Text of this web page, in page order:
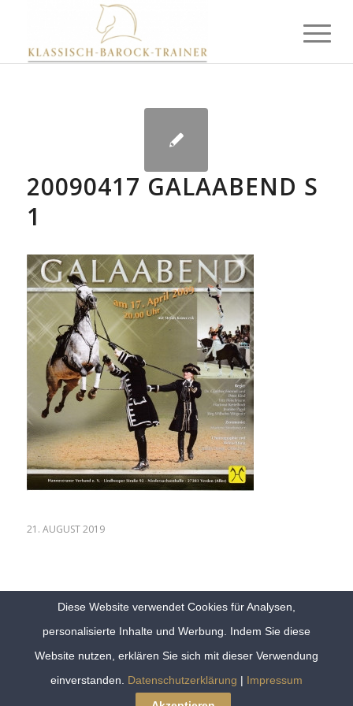
20090417 GALAABEND S
1
21. AUGUST 2019
Impressum|Kontakt
Diese Website verwendet Cookies für Analysen,
personalisierte Inhalte und Werbung. Indem Sie diese
Website nutzen, erklären Sie sich mit dieser Verwendung
einverstanden. Datenschutzerklärung | Impressum